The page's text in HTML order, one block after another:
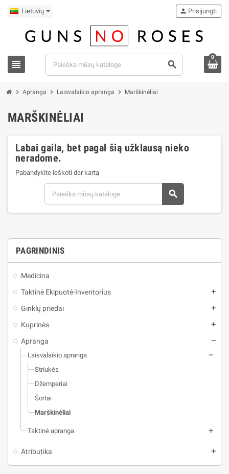
Lietuvių
view_headline search
person Prisijungti
0
chevron_right Apranga chevron_right Laisvalaikio apranga chevron_right Marškinėliai
PAGRINDINIS
Medicina
Taktinė Ekipuotė-Inventorius
Ginklų priedai
Kuprinės
Apranga
Laisvalaikio apranga
Striukės
Džemperiai
Šortai
Marškinėliai
Taktinė apranga
Atributika
MARŠKINĖLIAI
Labai gaila, bet pagal šią užklausą nieko
neradome.
Pabandykite ieškoti dar kartą
search